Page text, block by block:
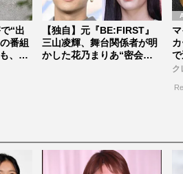
“出
番組
、ネ
【独自】元『BE:FIRST』
三山凌輝、舞台関係者が明
かした花乃まりあ“密会報
ク